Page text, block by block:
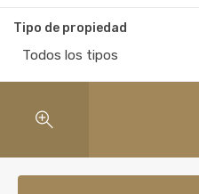
Tipo de propiedad
Todos los tipos